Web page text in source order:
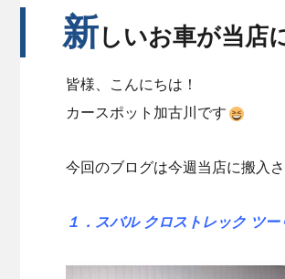
新しいお車が当店
皆様、こんにちは！
カースポット加古川です
今回のブログは今週当店に搬入
１．スバル クロストレック ツ